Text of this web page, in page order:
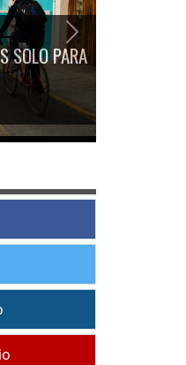
SOLO PARA
Next